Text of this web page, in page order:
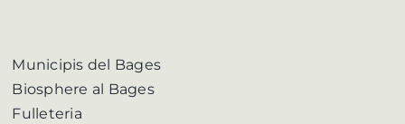
Municipis del Bages
Biosphere al Bages
Fulleteria